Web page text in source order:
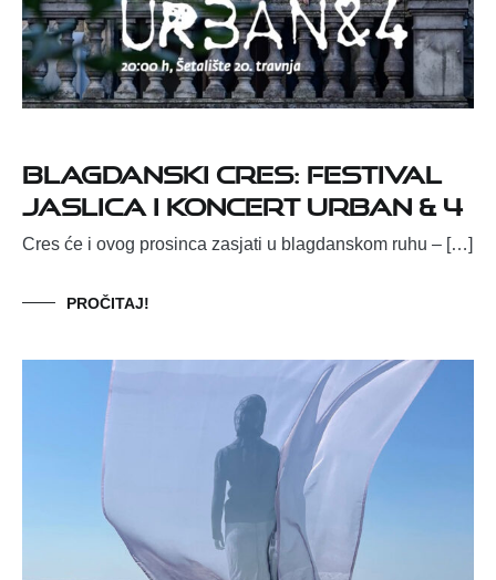
Blagdanski Cres: Festival
jaslica i koncert Urban & 4
Cres će i ovog prosinca zasjati u blagdanskom ruhu – […]
PROČITAJ!